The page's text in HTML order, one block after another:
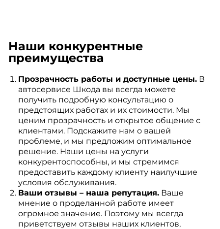
Наши конкурентные
преимущества
Прозрачность работы и доступные цены.В
автосервисе Шкода вы всегда можете
получить подробную консультацию о
предстоящих работах и их стоимости. Мы
ценим прозрачность и открытое общение с
клиентами. Подскажите нам о вашей
проблеме, и мы предложим оптимальное
решение. Наши цены на услуги
конкурентоспособны, и мы стремимся
предоставить каждому клиенту наилучшие
условия обслуживания.
Ваши отзывы – наша репутация.Ваше
мнение о проделанной работе имеет
огромное значение. Поэтому мы всегда
приветствуем отзывы наших клиентов,